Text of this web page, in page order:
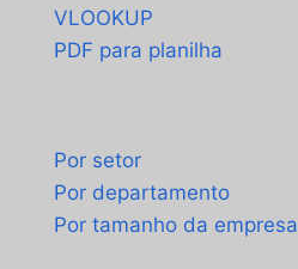
VLOOKUP
PDF para planilha
Por setor
Por departamento
Por tamanho da empresa